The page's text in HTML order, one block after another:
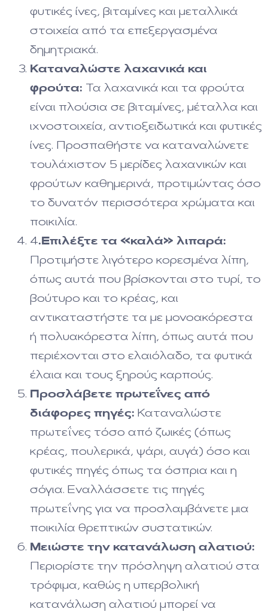
φυτικές ίνες, βιταμίνες και μεταλλικά
στοιχεία από τα επεξεργασμένα
δημητριακά.
Καταναλώστε λαχανικά και
φρούτα: Τα λαχανικά και τα φρούτα
είναι πλούσια σε βιταμίνες, μέταλλα και
ιχνοστοιχεία, αντιοξειδωτικά και φυτικές
ίνες. Προσπαθήστε να καταναλώνετε
τουλάχιστον 5 μερίδες λαχανικών και
φρούτων καθημερινά, προτιμώντας όσο
το δυνατόν περισσότερα χρώματα και
ποικιλία.
4.Επιλέξτε τα «καλά» λιπαρά:
Προτιμήστε λιγότερο κορεσμένα λίπη,
όπως αυτά που βρίσκονται στο τυρί, το
βούτυρο και το κρέας, και
αντικαταστήστε τα με μονοακόρεστα
ή πολυακόρεστα λίπη, όπως αυτά που
περιέχονται στο ελαιόλαδο, τα φυτικά
έλαια και τους ξηρούς καρπούς.
Προσλάβετε πρωτεΐνες από
διάφορες πηγές: Καταναλώστε
πρωτεΐνες τόσο από ζωικές (όπως
κρέας, πουλερικά, ψάρι, αυγά) όσο και
φυτικές πηγές όπως τα όσπρια και η
σόγια. Εναλλάσσετε τις πηγές
πρωτεΐνης για να προσλαμβάνετε μια
ποικιλία θρεπτικών συστατικών.
Μειώστε την κατανάλωση αλατιού:
Περιορίστε την πρόσληψη αλατιού στα
τρόφιμα, καθώς η υπερβολική
κατανάλωση αλατιού μπορεί να